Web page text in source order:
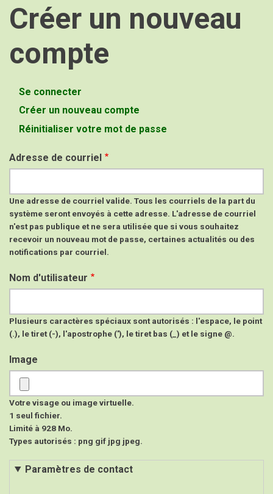
D'ARIANE
Créer un nouveau
compte
Onglets
principaux
Se connecter
Créer un nouveau compte
actif)
Réinitialiser votre mot de passe
Adresse de courriel
Une adresse de courriel valide. Tous les courriels de la part du
système seront envoyés à cette adresse. L'adresse de courriel
n'est pas publique et ne sera utilisée que si vous souhaitez
recevoir un nouveau mot de passe, certaines actualités ou des
notifications par courriel.
Nom d'utilisateur
Plusieurs caractères spéciaux sont autorisés : l'espace, le point
(.), le tiret (-), l'apostrophe ('), le tiret bas (_) et le signe @.
Image
Votre visage ou image virtuelle.
1 seul fichier.
Limité à 928 Mo.
Types autorisés : png gif jpg jpeg.
Paramètres de contact